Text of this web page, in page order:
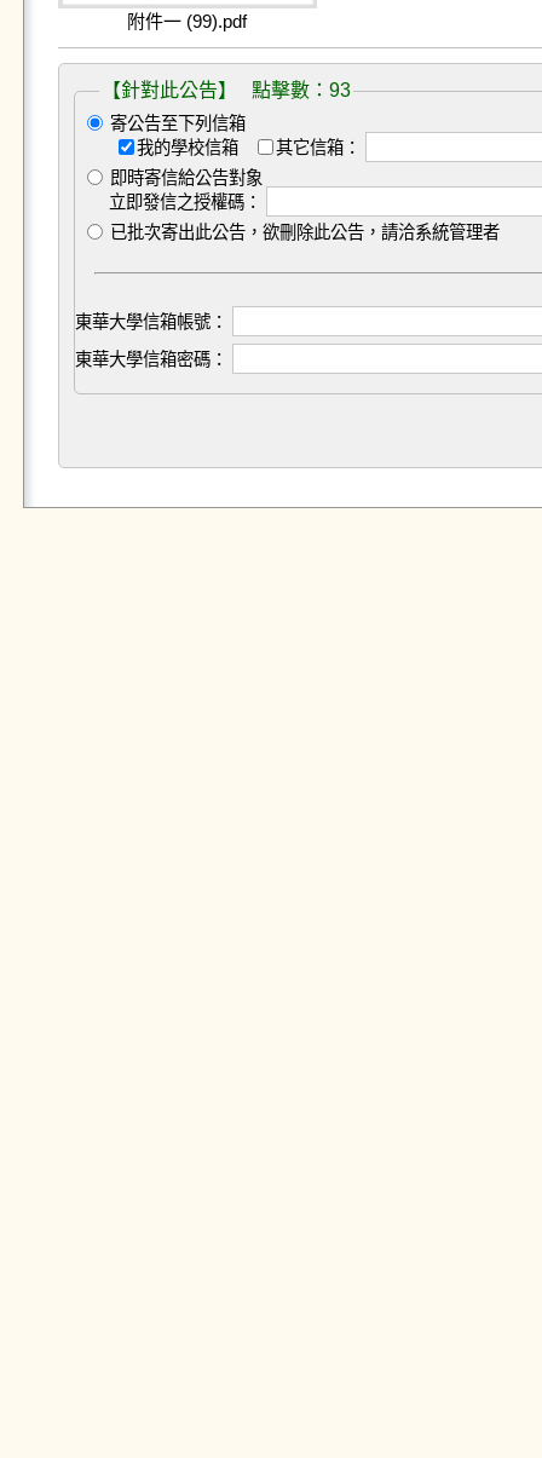
附件一 (99).pdf
【針對此公告】 點擊數：93
寄公告至下列信箱
我的學校信箱
其它信箱：
即時寄信給公告對象
立即發信之授權碼：
已批次寄出此公告，欲刪除此公告，請洽系統管理者
東華大學信箱帳號：
東華大學信箱密碼：